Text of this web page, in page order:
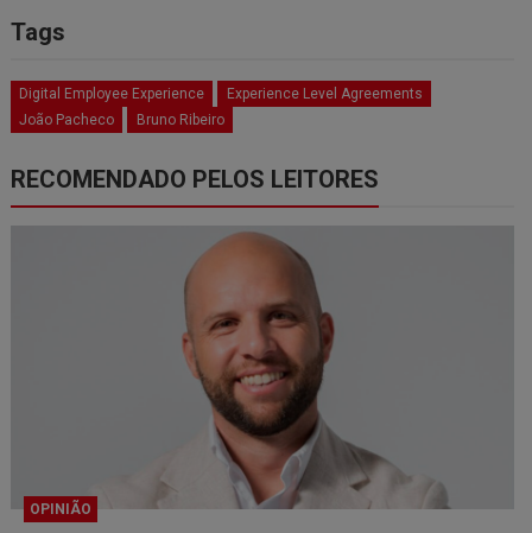
Tags
Digital Employee Experience
Experience Level Agreements
João Pacheco
Bruno Ribeiro
RECOMENDADO PELOS LEITORES
OPINIÃO